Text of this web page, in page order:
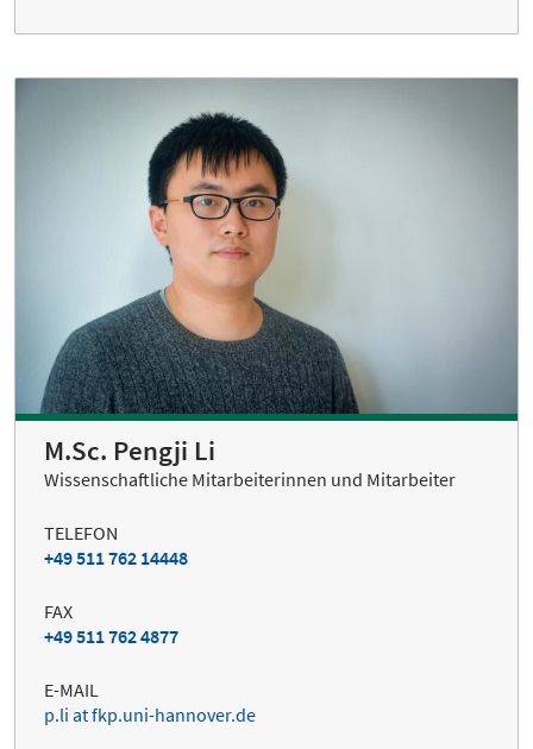
M.Sc. Pengji Li
Wissenschaftliche Mitarbeiterinnen und Mitarbeiter
TELEFON
+49 511 762 14448
FAX
+49 511 762 4877
E-MAIL
p.li at fkp.uni-hannover.de